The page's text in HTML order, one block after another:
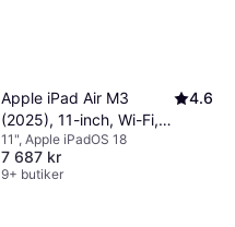
Apple iPad Air M3
(2025), 11-inch, Wi-Fi,
128GB, Space Grey
4.6
11", Apple iPadOS 18
7 687 kr
9+ butiker